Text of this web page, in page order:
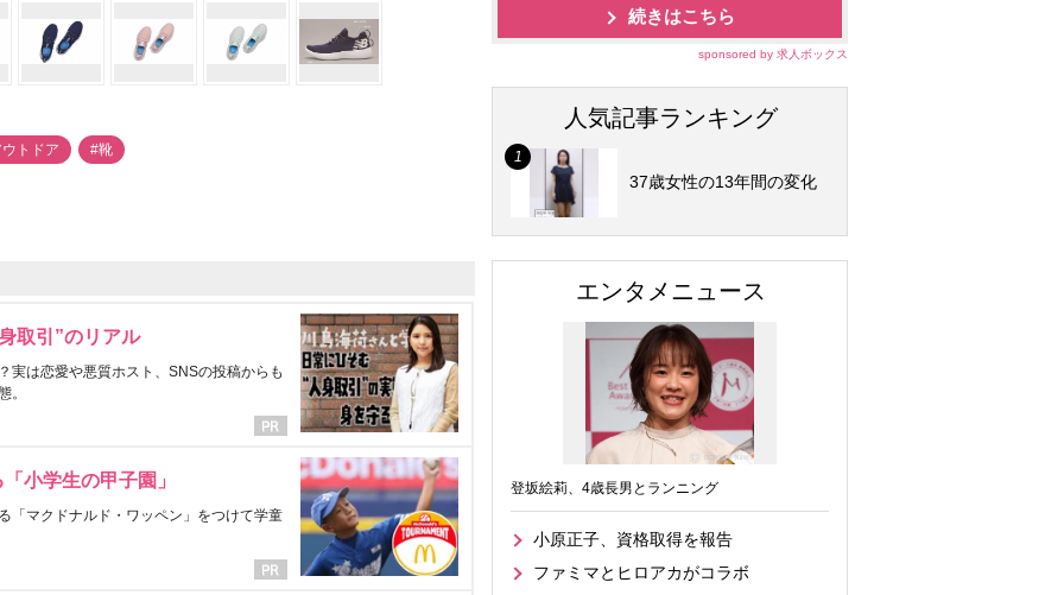
トドア #靴
取引”のリアル
実は恋愛や悪質ホスト、SNSの投稿からも
。
小学生の甲子園」
「マクドナルド・ワッペン」をつけて学童
続きはこちら
sponsored by 求人ボックス
人気記事ランキング
37歳女性の13年間の変化
エンタメニュース
登坂絵莉、4歳長男とランニング
小原正子、資格取得を報告
ファミマとヒロアカがコラボ